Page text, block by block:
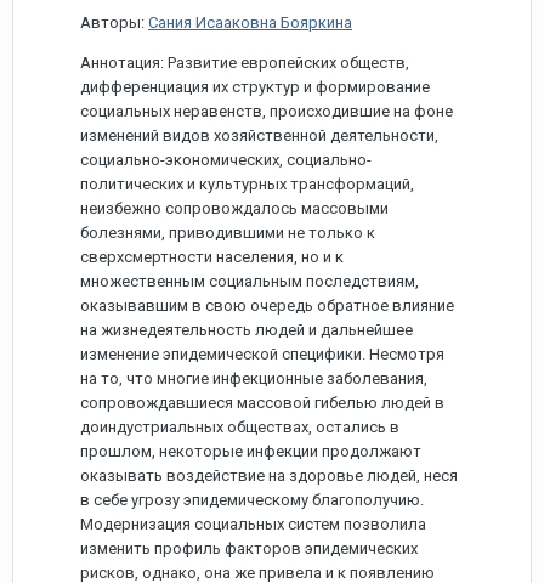
Авторы: Сания Исааковна Бояркина
Аннотация: Развитие европейских обществ,
дифференциация их структур и формирование
социальных неравенств, происходившие на фоне
изменений видов хозяйственной деятельности,
социально-экономических, социально-
политических и культурных трансформаций,
неизбежно сопровождалось массовыми
болезнями, приводившими не только к
сверхсмертности населения, но и к
множественным социальным последствиям,
оказывавшим в свою очередь обратное влияние
на жизнедеятельность людей и дальнейшее
изменение эпидемической специфики. Несмотря
на то, что многие инфекционные заболевания,
сопровождавшиеся массовой гибелью людей в
доиндустриальных обществах, остались в
прошлом, некоторые инфекции продолжают
оказывать воздействие на здоровье людей, неся
в себе угрозу эпидемическому благополучию.
Модернизация социальных систем позволила
изменить профиль факторов эпидемических
рисков, однако, она же привела и к появлению